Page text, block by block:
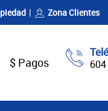
Zona Clientes
$ Pagos